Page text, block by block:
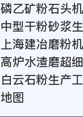
磷乙矿粉石头机
中型干粉砂浆
上海建冶磨粉
高炉水渣磨超
白云石粉生产
地图